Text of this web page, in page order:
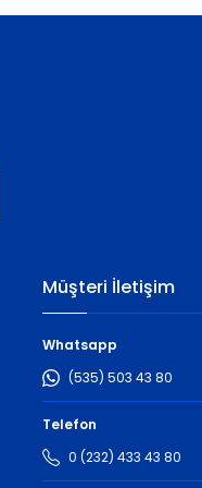
Müşteri İletişim
Whatsapp
(535) 503 43 80
Telefon
0 (232) 433 43 80